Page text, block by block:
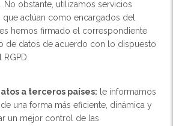
No obstante, utilizamos servicios
actúan como encargados del
hemos firmado el correspondiente
de datos de acuerdo con lo dispuesto
a terceros países: le informamos
una forma más eficiente, dinámica y
un mejor control de las